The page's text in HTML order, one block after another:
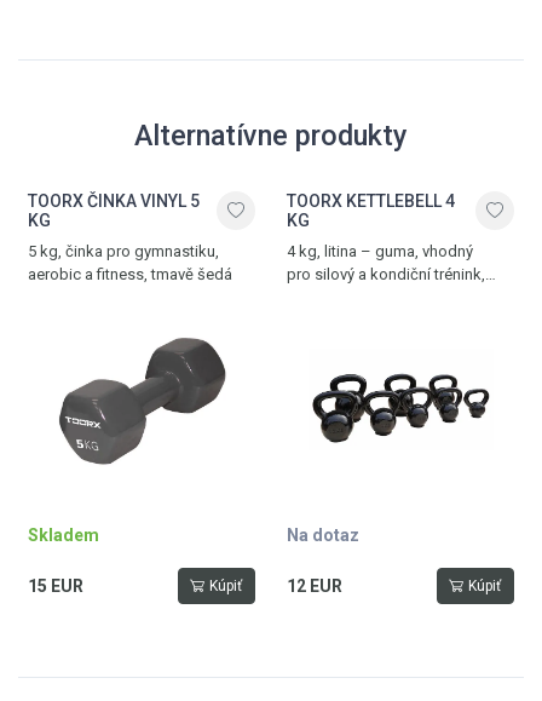
Alternatívne produkty
TOORX ČINKA VINYL 5
KG
5 kg, činka pro gymnastiku,
aerobic a fitness, tmavě šedá
Skladem
15 EUR Kúpiť
TOORX KETTLEBELL 4
KG
4 kg, litina – guma, vhodný
pro silový a kondiční trénink,
Na dotaz
12 EUR Kúpiť